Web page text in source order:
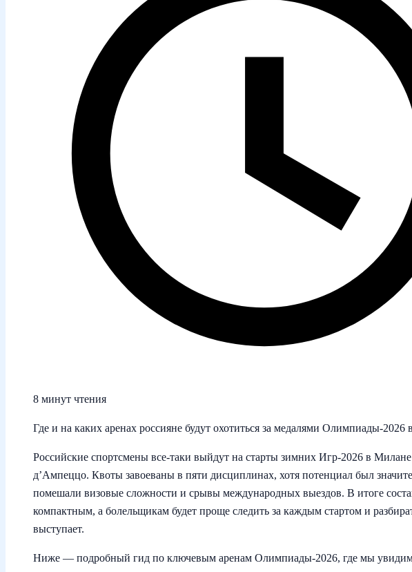
8 минут чтения
Где и на каких аренах россияне будут охотиться за медалями Олимпиады‑2026
Российские спортсмены все-таки выйдут на старты зимних Игр‑2026 в
д’Ампеццо. Квоты завоеваны в пяти дисциплинах, хотя потенциал был
помешали визовые сложности и срывы международных выездов. В итоге
компактным, а болельщикам будет проще следить за каждым стартом и
выступает.
Ниже — подробный гид по ключевым аренам Олимпиады‑2026, где мы